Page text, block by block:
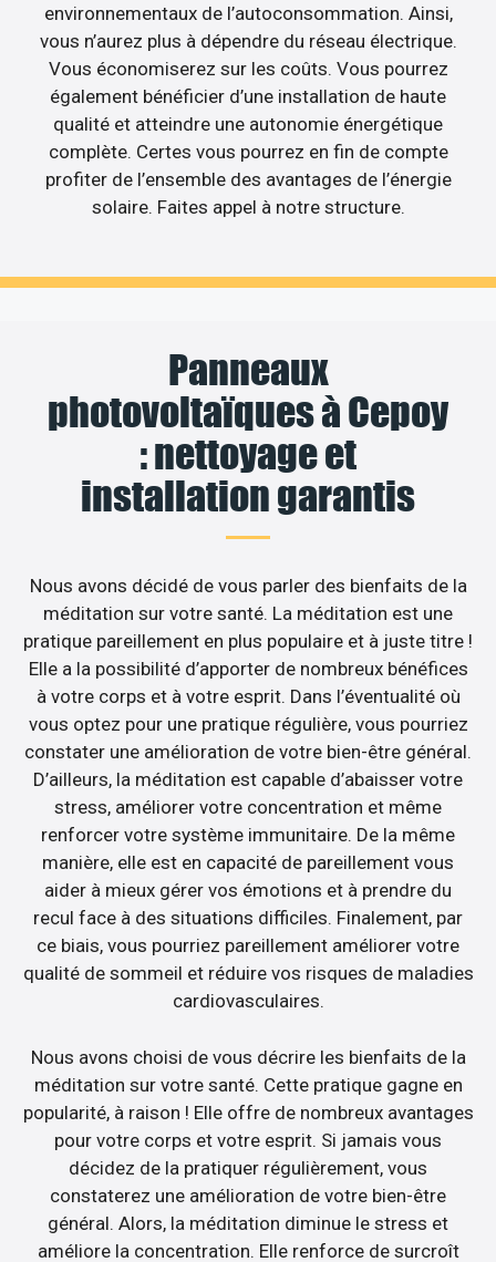
environnementaux de l’autoconsommation. Ainsi,
vous n’aurez plus à dépendre du réseau électrique.
Vous économiserez sur les coûts. Vous pourrez
également bénéficier d’une installation de haute
qualité et atteindre une autonomie énergétique
complète. Certes vous pourrez en fin de compte
profiter de l’ensemble des avantages de l’énergie
solaire. Faites appel à notre structure.
Panneaux
photovoltaïques à Cepoy
: nettoyage et
installation garantis
Nous avons décidé de vous parler des bienfaits de la
méditation sur votre santé. La méditation est une
pratique pareillement en plus populaire et à juste titre !
Elle a la possibilité d’apporter de nombreux bénéfices
à votre corps et à votre esprit. Dans l’éventualité où
vous optez pour une pratique régulière, vous pourriez
constater une amélioration de votre bien-être général.
D’ailleurs, la méditation est capable d’abaisser votre
stress, améliorer votre concentration et même
renforcer votre système immunitaire. De la même
manière, elle est en capacité de pareillement vous
aider à mieux gérer vos émotions et à prendre du
recul face à des situations difficiles. Finalement, par
ce biais, vous pourriez pareillement améliorer votre
qualité de sommeil et réduire vos risques de maladies
cardiovasculaires.
Nous avons choisi de vous décrire les bienfaits de la
méditation sur votre santé. Cette pratique gagne en
popularité, à raison ! Elle offre de nombreux avantages
pour votre corps et votre esprit. Si jamais vous
décidez de la pratiquer régulièrement, vous
constaterez une amélioration de votre bien-être
général. Alors, la méditation diminue le stress et
améliore la concentration. Elle renforce de surcroît